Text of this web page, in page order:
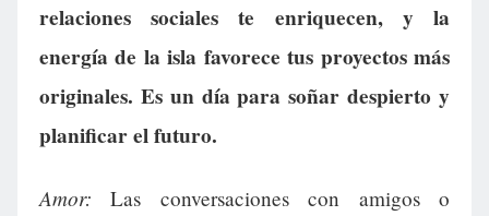
relaciones sociales te enriquecen, y la
energía de la isla favorece tus proyectos más
originales. Es un día para soñar despierto y
planificar el futuro.
Amor: Las conversaciones con amigos o